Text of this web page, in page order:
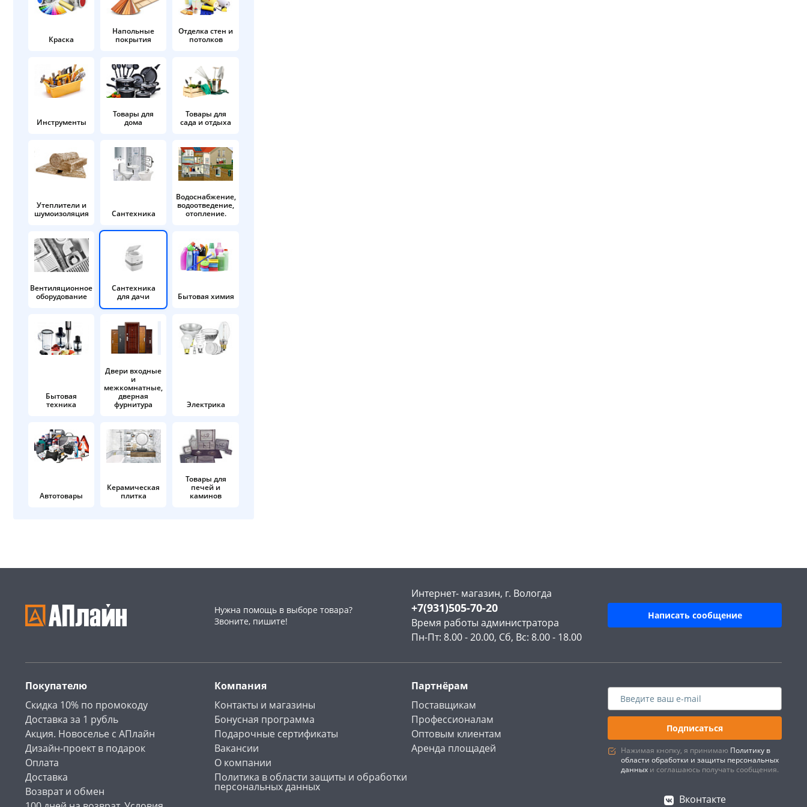
Краска
Напольные
покрытия
Отделка стен и
потолков
Инструменты
Товары для
дома
Товары для
сада и отдыха
Утеплители и
шумоизоляция
Сантехника
Водоснабжение,
водоотведение,
отопление.
Вентиляционное
оборудование
Сантехника
для дачи
Бытовая химия
Бытовая
техника
Двери входные
и
межкомнатные,
дверная
фурнитура
Электрика
Автотовары
Керамическая
плитка
Товары для
печей и
каминов
Нужна помощь в выборе товара?
Звоните, пишите!
Интернет- магазин, г. Вологда
+7(931)505-70-20
Время работы администратора
Пн-Пт: 8.00 - 20.00, Сб, Вс: 8.00 - 18.00
Написать сообщение
Покупателю
Скидка 10% по промокоду
Доставка за 1 рубль
Акция. Новоселье с АПлайн
Дизайн-проект в подарок
Оплата
Доставка
Возврат и обмен
Компания
Контакты и магазины
Бонусная программа
Подарочные сертификаты
Вакансии
О компании
Политика в области защиты и обработки
персональных данных
Партнёрам
Поставщикам
Профессионалам
Оптовым клиентам
Аренда площадей
Подписаться
Нажимая кнопку, я принимаю Политику в
области обработки и защиты персональных
данных и соглашаюсь получать сообщения.
Вконтакте
раз в 2 недели